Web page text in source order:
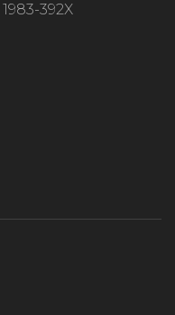
1983-392X